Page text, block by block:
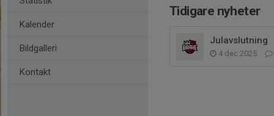
Kalender
Bildgalleri
Kontakt
Tidigare nyheter
Julavslutning
4 dec 2025